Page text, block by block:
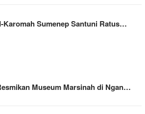
Karomah Sumenep Santuni Ratus…
Museum Marsinah di Ngan…